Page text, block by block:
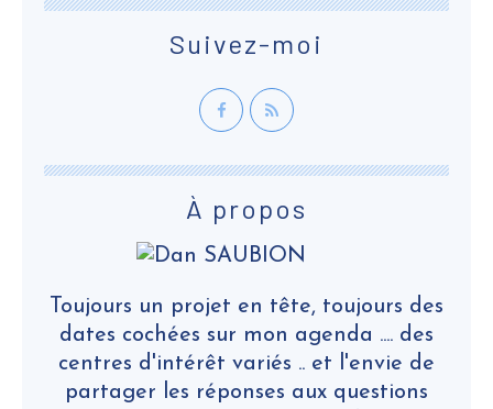
Suivez-moi
À propos
Toujours un projet en tête, toujours des
dates cochées sur mon agenda .... des
centres d'intérêt variés .. et l'envie de
partager les réponses aux questions